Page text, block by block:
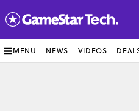
MENU NEWS VIDEOS